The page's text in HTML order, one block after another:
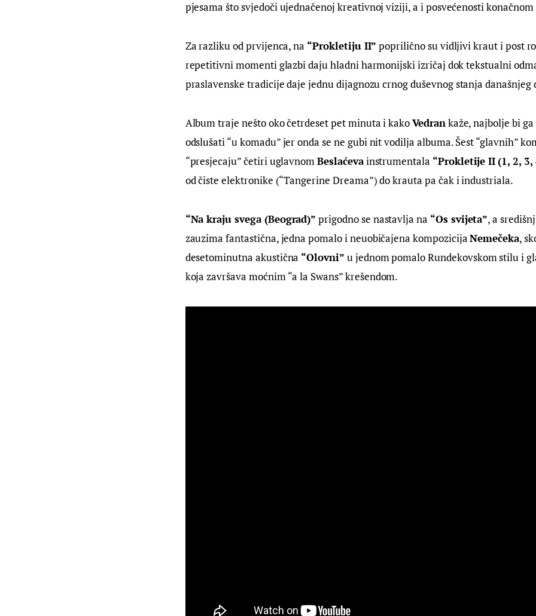
pjesama što svjedoči ujednačenoj kreativnoj viziji, a i posvećenosti
Za razliku od prvijenca, na “Prokletiju II” poprilično su vidljivi kraut i post
repetitivni momenti glazbi daju hladni harmonijski izričaj dok tekstualni
praslavenske tradicije daje jednu dijagnozu crnog duševnog stanja današnjeg
Album traje nešto oko četrdeset pet minuta i kako Vedran kaže, najbolje bi ga
odslušati “u komadu” jer onda se ne gubi nit vodilja albuma. Šest “glavnih”
“presjecaju” četiri uglavnom Beslaćeva instrumentala “Prokletije II(1, 2, 3,
od čiste elektronike (“Tangerine Dreama”) do krauta pa čak i industriala.
“Na kraju svega (Beograd)” prigodno se nastavlja na “Os svijeta”, a
zauzima fantastična, jedna pomalo i neuobičajena kompozicija Nemečeka,
desetominutna akustična “Olovni” u jednom pomalo Rundekovskom stilu i
koja završava moćnim “a la Swans” krešendom.